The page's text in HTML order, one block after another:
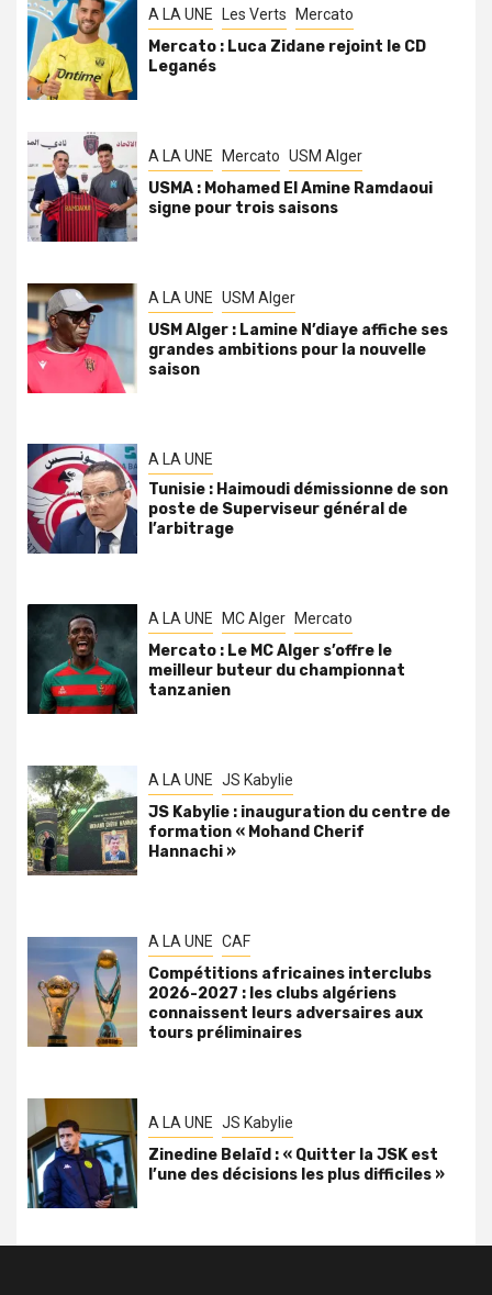
A LA UNE Les Verts Mercato
Mercato : Luca Zidane rejoint le CD
Leganés
A LA UNE Mercato USM Alger
USMA : Mohamed El Amine Ramdaoui
signe pour trois saisons
A LA UNE USM Alger
USM Alger : Lamine N’diaye affiche ses
grandes ambitions pour la nouvelle
saison
A LA UNE
Tunisie : Haimoudi démissionne de son
poste de Superviseur général de
l’arbitrage
A LA UNE MC Alger Mercato
Mercato : Le MC Alger s’offre le
meilleur buteur du championnat
tanzanien
A LA UNE JS Kabylie
JS Kabylie : inauguration du centre de
formation « Mohand Cherif
Hannachi »
A LA UNE CAF
Compétitions africaines interclubs
2026-2027 : les clubs algériens
connaissent leurs adversaires aux
tours préliminaires
A LA UNE JS Kabylie
Zinedine Belaïd : « Quitter la JSK est
l’une des décisions les plus difficiles »